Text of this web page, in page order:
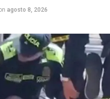
agosto 8, 2026